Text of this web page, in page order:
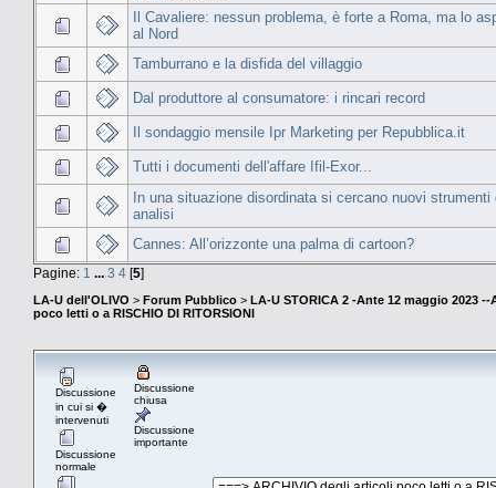
Il Cavaliere: nessun problema, è forte a Roma, ma lo
al Nord
Tamburrano e la disfida del villaggio
Dal produttore al consumatore: i rincari record
Il sondaggio mensile Ipr Marketing per Repubblica.it
Tutti i documenti dell'affare Ifil-Exor...
In una situazione disordinata si cercano nuovi strumenti
analisi
Cannes: All’orizzonte una palma di cartoon?
Pagine: 1 ... 3 4 [5]
LA-U dell'OLIVO > Forum Pubblico > LA-U STORICA 2 -Ante 12 maggio 2023 --
poco letti o a RISCHIO DI RITORSIONI
Discussione
in cui si �
intervenuti
Discussione
normale
Discussione
chiusa
Discussione
importante